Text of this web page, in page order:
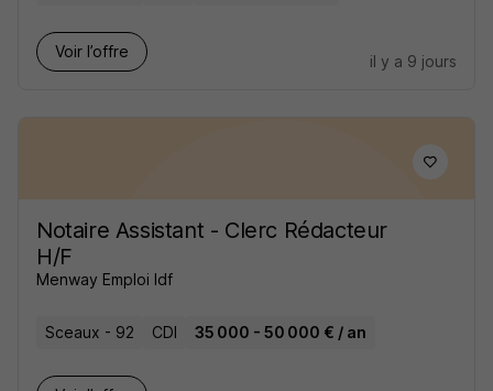
Voir l’offre
il y a 9 jours
Notaire Assistant - Clerc Rédacteur
H/F
Menway Emploi Idf
Sceaux - 92 CDI 35 000 - 50 000 € / an